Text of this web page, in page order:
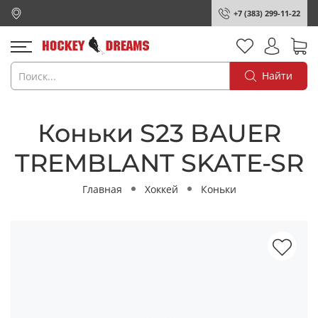
+7 (383) 299-11-22
Найти
Коньки S23 BAUER
TREMBLANT SKATE-SR
Главная Хоккей Коньки